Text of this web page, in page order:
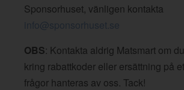
Sponsorhuset, vänligen kontakta
info@sponsorhuset.se
OBS: Kontakta aldrig Matsmart om
kring rabattkoder eller ersättning på
frågor hanteras av oss. Tack!